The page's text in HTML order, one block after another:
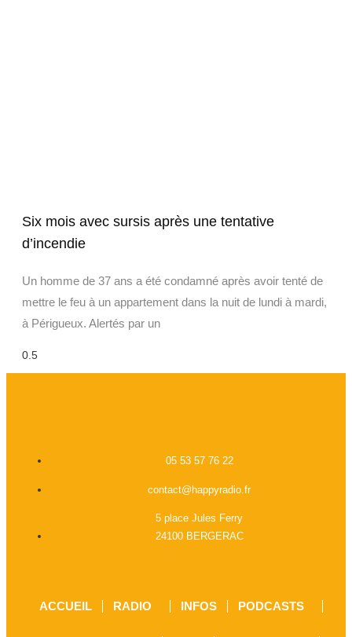
Six mois avec sursis après une tentative
d’incendie
Un homme de 37 ans a été condamné après avoir tenté de
mettre le feu à un appartement dans la nuit de lundi à mardi,
à Périgueux. Alertés par un
05 53 57 76 22
contact@happyradio.fr
5 place Jules Ferry
24100 BERGERAC
ACCUEIL RADIO INFOS PODCASTS